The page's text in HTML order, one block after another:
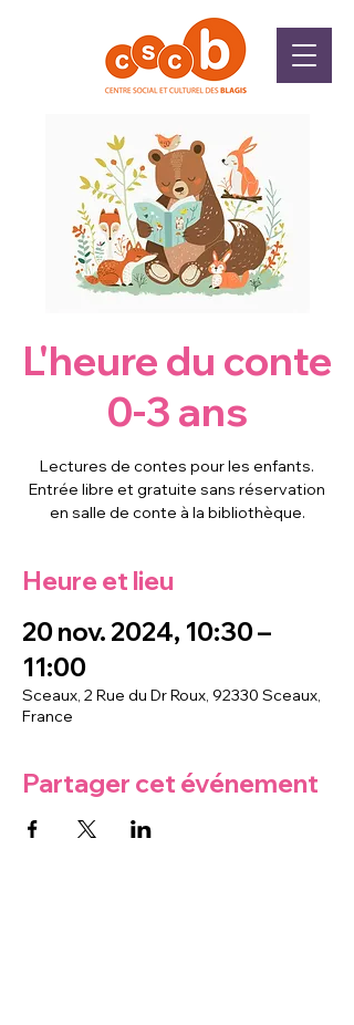
L'heure du conte
0-3 ans
Lectures de contes pour les enfants.
Entrée libre et gratuite sans réservation
en salle de conte à la bibliothèque.
Heure et lieu
20 nov. 2024, 10:30 –
11:00
Sceaux, 2 Rue du Dr Roux, 92330 Sceaux,
France
Partager cet événement